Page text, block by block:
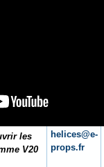
les
V20
helices@e-
props.fr